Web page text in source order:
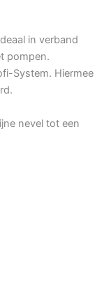
in verband
pompen.
System. Hiermee
nevel tot een